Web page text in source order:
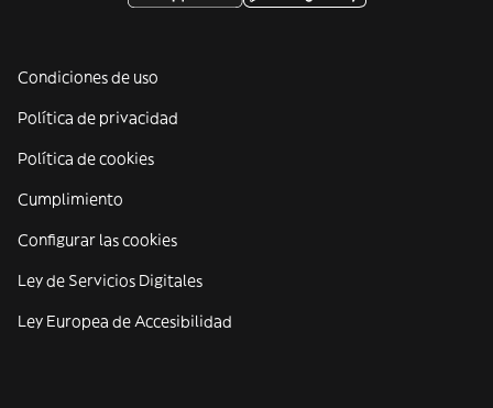
Condiciones de uso
Política de privacidad
Política de cookies
Cumplimiento
Configurar las cookies
Ley de Servicios Digitales
Ley Europea de Accesibilidad